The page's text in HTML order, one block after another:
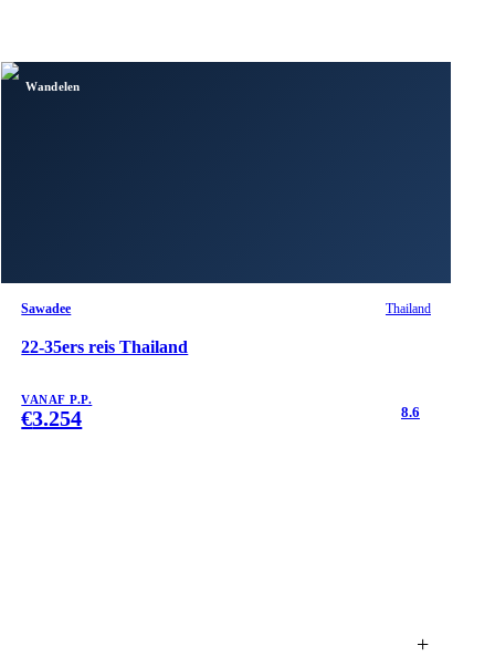
Wandelen
Sawadee Thailand
22-35ers reis Thailand
VANAF P.P.
€3.254 8.6
+